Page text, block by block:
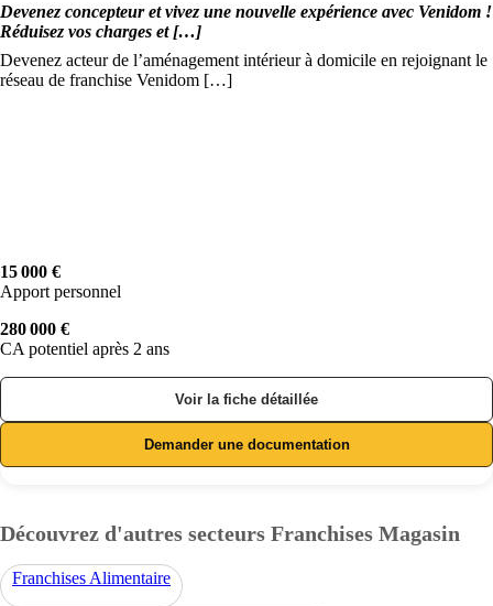
Devenez concepteur et vivez une nouvelle expérience avec Venidom !
Réduisez vos charges et […]
Devenez acteur de l’aménagement intérieur à domicile en rejoignant le
réseau de franchise Venidom […]
15 000 €
Apport personnel
280 000 €
CA potentiel après 2 ans
Voir la fiche détaillée
Demander une documentation
Découvrez d'autres secteurs Franchises Magasin
Franchises Alimentaire